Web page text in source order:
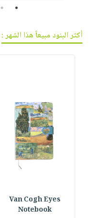
1
2
أكثر البنود مبيعاً هذا الشهر :
Van Cogh Eyes
Notebook